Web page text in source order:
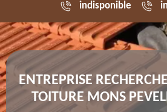
indisponible
ENTREPRISE
TOITURE MONS